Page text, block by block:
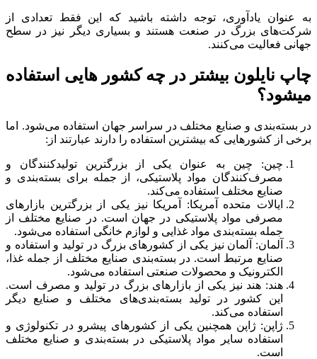
به عنوان یادآوری، توجه داشته باشید که این فقط تعدادی از
شرکت‌های بزرگ در صنعت هستند و بسیاری دیگر نیز در سطح
جهانی فعالیت می‌کنند.
چاپ نایلون بیشتر در چه کشور هایی استفاده
میشود؟
در بسته‌بندی و صنایع مختلف در سراسر جهان استفاده می‌شود. اما
برخی از کشورهایی که بیشترین استفاده را دارند عبارتند از:
چین: چین به عنوان یکی از بزرگترین تولیدکنندگان و
مصرف‌کنندگان مواد پلاستیکی، از جمله برای بسته‌بندی و
صنایع مختلف استفاده می‌کند.
ایالات متحده آمریکا: آمریکا نیز یکی از بزرگترین بازارهای
مصرفی مواد پلاستیکی در جهان است. در صنایع مختلف از
جمله بسته‌بندی مواد غذایی و لوازم خانگی استفاده می‌شود.
آلمان: آلمان نیز یکی از کشورهای بزرگ در تولید و استفاده و
صنایع مرتبط است. در بسته‌بندی صنایع مختلف از جمله غذا،
الکترونیک و محصولات صنعتی استفاده می‌شود.
هند: هند نیز یکی از بازارهای بزرگ در تولید و مصرف است.
این کشور در تولید بسته‌بندی‌های مختلف و صنایع دیگر
استفاده می‌کند.
ژاپن: ژاپن همچنین یکی از کشورهای پیشرو در تکنولوژی و
استفاده سایر مواد پلاستیکی در بسته‌بندی و صنایع مختلف
است.